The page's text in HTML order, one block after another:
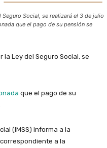
Social, se realizará el 3 de julio
que el pago de su pensión se
Ley del Seguro Social, se
que el pago de su
(IMSS) informa a la
a la